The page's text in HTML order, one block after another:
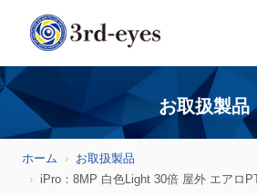
お取扱製品
ホーム
お取扱製品
iPro：8MP 白色Light 30倍 屋外 エアロ